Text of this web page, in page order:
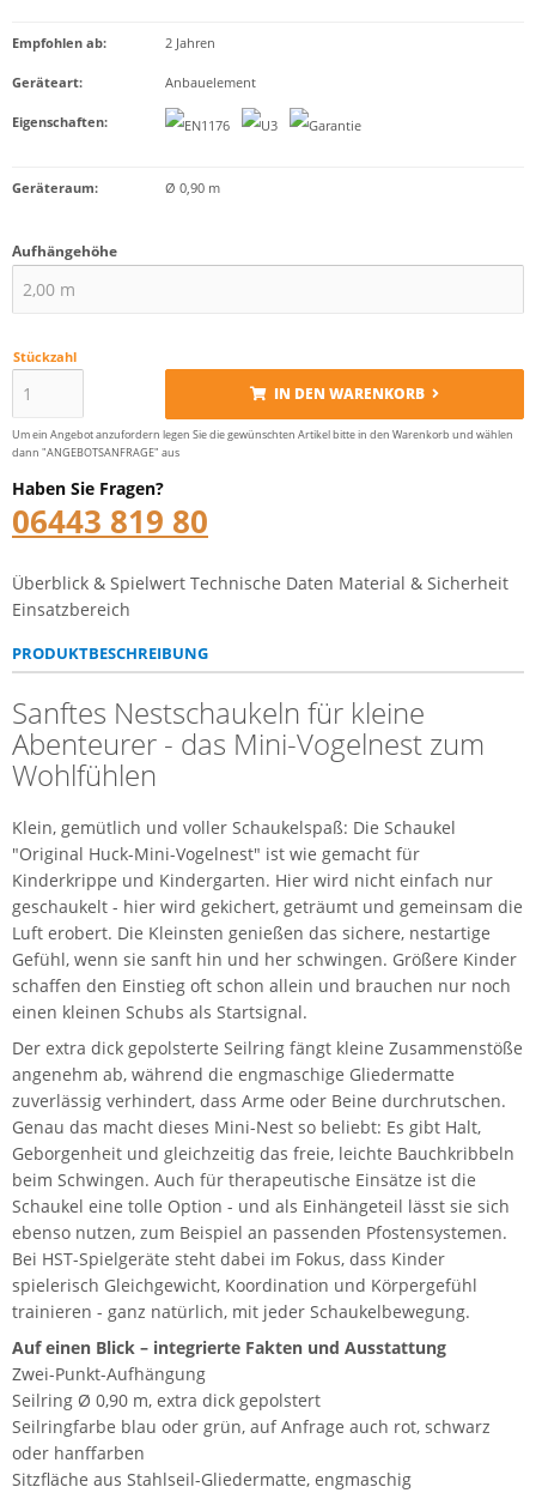
Empfohlen ab: 2 Jahren
Geräteart: Anbauelement
Eigenschaften:
Geräteraum: Ø 0,90 m
Aufhängehöhe
Stückzahl
IN DEN WARENKORB
Um ein Angebot anzufordern legen Sie die gewünschten Artikel bitte in den Warenkorb und wählen
dann "ANGEBOTSANFRAGE" aus
Haben Sie Fragen?
06443 819 80
Überblick & Spielwert Technische Daten Material & Sicherheit
Einsatzbereich
PRODUKTBESCHREIBUNG
Sanftes Nestschaukeln für kleine
Abenteurer - das Mini-Vogelnest zum
Wohlfühlen
Klein, gemütlich und voller Schaukelspaß: Die Schaukel
"Original Huck-Mini-Vogelnest" ist wie gemacht für
Kinderkrippe und Kindergarten. Hier wird nicht einfach nur
geschaukelt - hier wird gekichert, geträumt und gemeinsam die
Luft erobert. Die Kleinsten genießen das sichere, nestartige
Gefühl, wenn sie sanft hin und her schwingen. Größere Kinder
schaffen den Einstieg oft schon allein und brauchen nur noch
einen kleinen Schubs als Startsignal.
Der extra dick gepolsterte Seilring fängt kleine Zusammenstöße
angenehm ab, während die engmaschige Gliedermatte
zuverlässig verhindert, dass Arme oder Beine durchrutschen.
Genau das macht dieses Mini-Nest so beliebt: Es gibt Halt,
Geborgenheit und gleichzeitig das freie, leichte Bauchkribbeln
beim Schwingen. Auch für therapeutische Einsätze ist die
Schaukel eine tolle Option - und als Einhängeteil lässt sie sich
ebenso nutzen, zum Beispiel an passenden Pfostensystemen.
Bei HST-Spielgeräte steht dabei im Fokus, dass Kinder
spielerisch Gleichgewicht, Koordination und Körpergefühl
trainieren - ganz natürlich, mit jeder Schaukelbewegung.
Auf einen Blick – integrierte Fakten und Ausstattung
Zwei-Punkt-Aufhängung
Seilring Ø 0,90 m, extra dick gepolstert
Seilringfarbe blau oder grün, auf Anfrage auch rot, schwarz
oder hanffarben
Sitzfläche aus Stahlseil-Gliedermatte, engmaschig